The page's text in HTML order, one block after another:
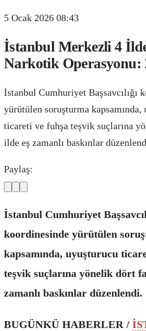
5 Ocak 2026 08:43
İstanbul Merkezli 4
Narkotik Operasyonu:
İstanbul Cumhuriyet Başsavcılığı
yürütülen soruşturma kapsamında,
ticareti ve fuhşa teşvik suçlarına
ilde eş zamanlı baskınlar
Paylaş:
İstanbul Cumhuriyet
koordinesinde yürütülen
kapsamında, uyuşturucu
teşvik suçlarına yönelik dört
zamanlı baskınlar düzenlendi.
BUGÜNKÜ HABERLER /